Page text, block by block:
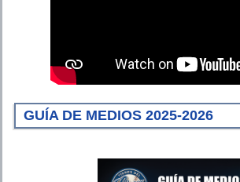
GUÍA DE MEDIOS 2025-2026